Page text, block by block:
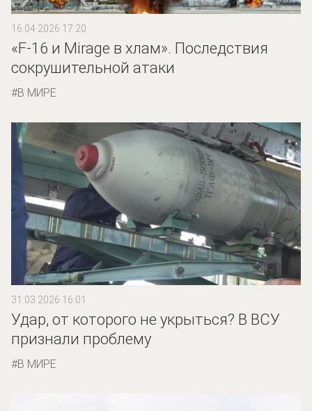
16.04.2026 17:20
«F-16 и Mirage в хлам». Последствия
сокрушительной атаки
В МИРЕ
31.03.2026 16:01
Удар, от которого не укрыться? В ВСУ
признали проблему
В МИРЕ